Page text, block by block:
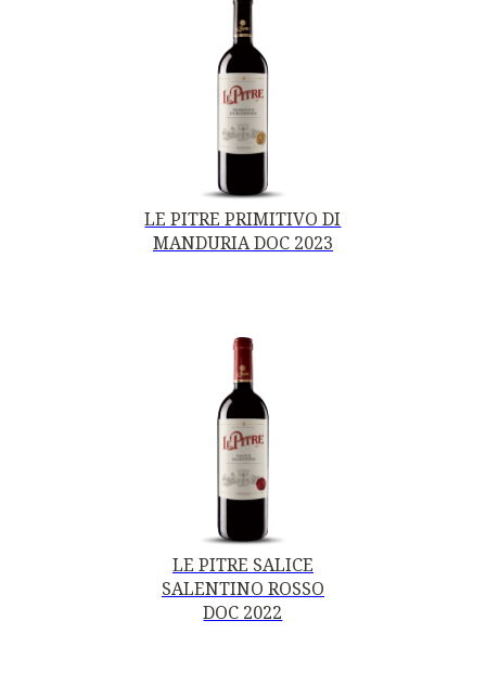
LE PITRE PRIMITIVO DI
MANDURIA DOC 2023
LE PITRE SALICE
SALENTINO ROSSO
DOC 2022